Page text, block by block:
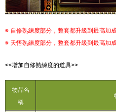
※ 自修熟練度部分，整套都升級到最高加
※ 天悟熟練度部分，整套都升級到最高加
<<增加自修熟練度的道具>>
物品名
稱